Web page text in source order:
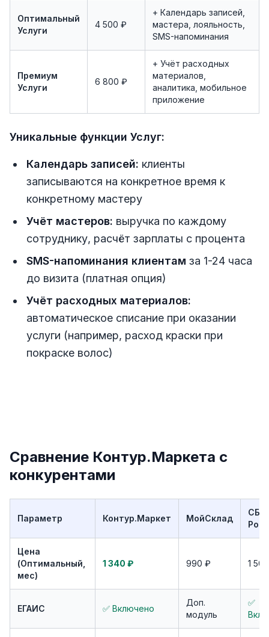
Оптимальный
Услуги
4 500 ₽
+ Календарь записей,
мастера, лояльность,
SMS-напоминания
Премиум
Услуги
6 800 ₽
+ Учёт расходных
материалов,
аналитика, мобильное
приложение
Уникальные функции Услуг:
Календарь записей: клиенты
записываются на конкретное время к
конкретному мастеру
Учёт мастеров: выручка по каждому
сотруднику, расчёт зарплаты с процента
SMS-напоминания клиентам за 1-24 часа
до визита (платная опция)
Учёт расходных материалов:
автоматическое списание при оказании
услуги (например, расход краски при
покраске волос)
Сравнение Контур.Маркета с
конкурентами
Параметр Контур.Маркет МойСклад
Цена
(Оптимальный,
мес)
1 340 ₽ 990 ₽ 1
ЕГАИС ✅ Включено
Доп.
модуль
✅